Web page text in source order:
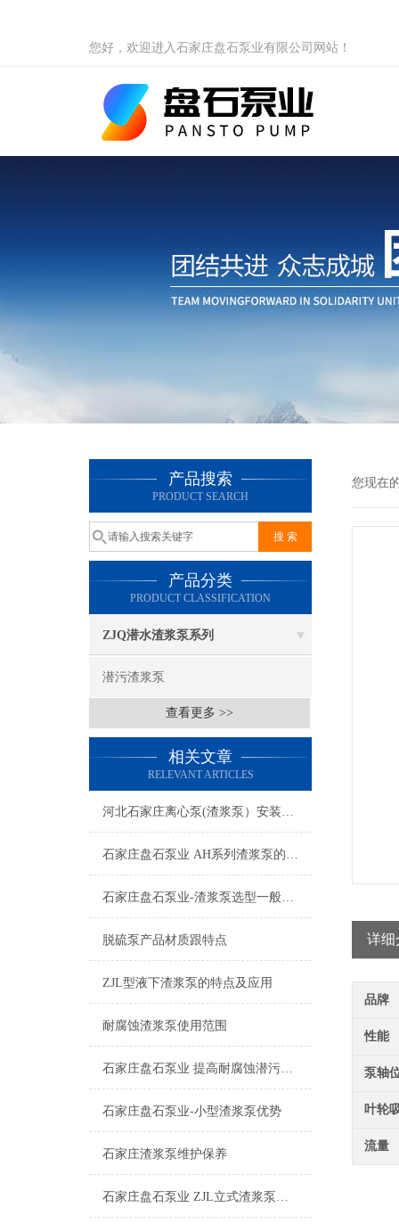
您好，欢迎进入石家庄盘石泵业有限公司网站！
产品搜索
PRODUCT SEARCH
产品分类
PRODUCT CLASSIFICATION
ZJQ潜水渣浆泵系列
潜污渣浆泵
查看更多 >>
相关文章
RELEVANT ARTICLES
河北石家庄离心泵(渣浆泵）安装使用知识
石家庄盘石泵业 AH系列渣浆泵的特点及应用
石家庄盘石泵业-渣浆泵选型一般程序及需考虑的几方面因素有哪些？
脱硫泵产品材质跟特点
ZJL型液下渣浆泵的特点及应用
耐腐蚀渣浆泵使用范围
石家庄盘石泵业 提高耐腐蚀潜污泵机械密封可靠性的方法有哪些？
石家庄盘石泵业-小型渣浆泵优势
石家庄渣浆泵维护保养
石家庄盘石泵业 ZJL立式渣浆泵与SP液下渣浆泵的区别
您现在
详细
品牌
性能
泵轴
叶轮
流量